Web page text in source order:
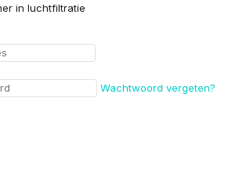
Wachtwoord vergeten?